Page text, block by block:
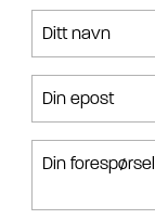
Ditt navn
Din epost
Din forespørsel